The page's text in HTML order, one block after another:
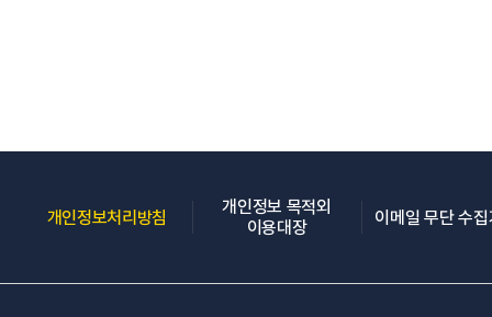
개인정보처리방침 (새 창 열림)개인정보 목적외
이용대장(새 창 열림)이메일 무단 수